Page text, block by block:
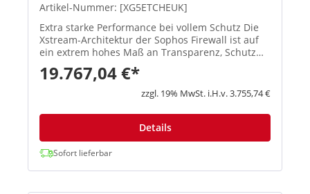
Artikel-Nummer: [XG5ETCHEUK]
Extra starke Performance bei vollem Schutz Die
Xstream-Architektur der Sophos Firewall ist auf
ein extrem hohes Maß an Transparenz, Schutz
und Performance ausgelegt, damit
Administratoren die größten Herausforderungen
moderner Netzwerke spielend meis...
19.767,04 €*
zzgl. 19% MwSt. i.H.v. 3.755,74 €
Details
Sofort lieferbar